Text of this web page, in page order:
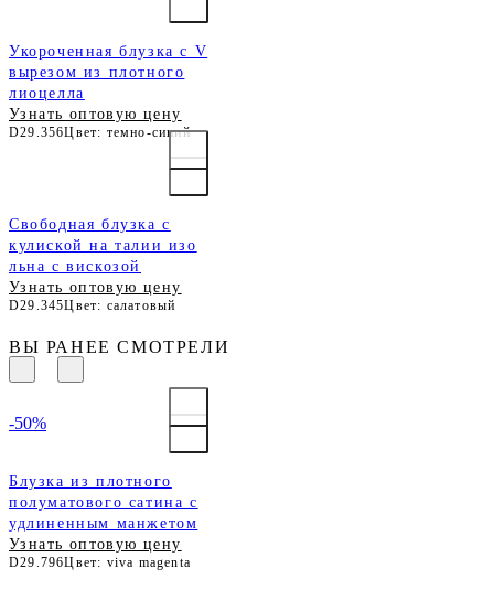
Укороченная блузка с V
вырезом из плотного
лиоцелла
Узнать оптовую цену
D29.356Цвет: темно-синий
Свободная блузка с
кулиской на талии изо
льна с вискозой
Узнать оптовую цену
D29.345Цвет: салатовый
ВЫ РАНЕЕ СМОТРЕЛИ
Блузка из плотного
полуматового сатина с
удлиненным манжетом
Узнать оптовую цену
D29.796Цвет: viva magenta
-50%